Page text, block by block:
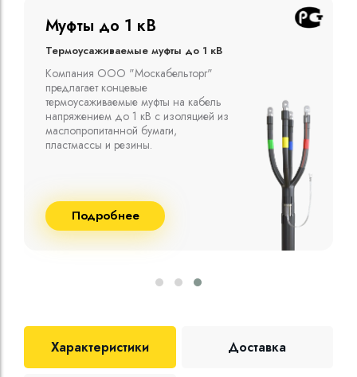
Муфты до 1 кВ
Термоусаживаемые муфты до 1 кВ
Компания ООО "Москабельторг"
предлагает концевые
термоусаживаемые муфты на кабель
напряжением до 1 кВ с изоляцией из
маслопропитанной бумаги,
пластмассы и резины.
Подробнее
Характеристики Доставка